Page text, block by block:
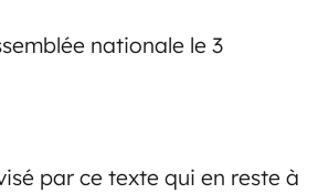
nationale le 3
par ce texte qui en reste à